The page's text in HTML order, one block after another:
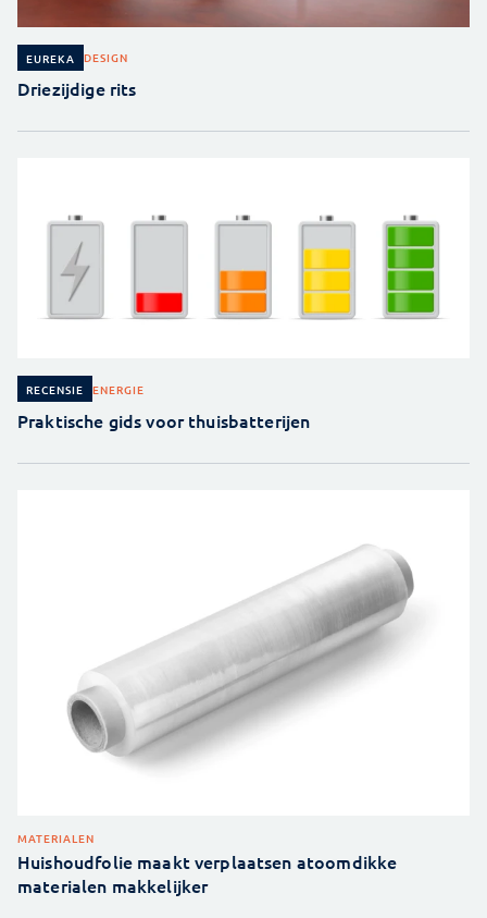
EUREKA DESIGN
Driezijdige rits
RECENSIE ENERGIE
Praktische gids voor thuisbatterijen
MATERIALEN
Huishoudfolie maakt verplaatsen atoomdikke
materialen makkelijker